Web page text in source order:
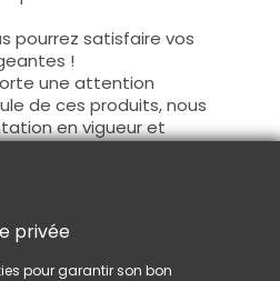
pourrez satisfaire vos
!
une attention
de ces produits, nous
en vigueur et
de nos produits.
sécurité d'utilisation
privée
pour garantir son bon